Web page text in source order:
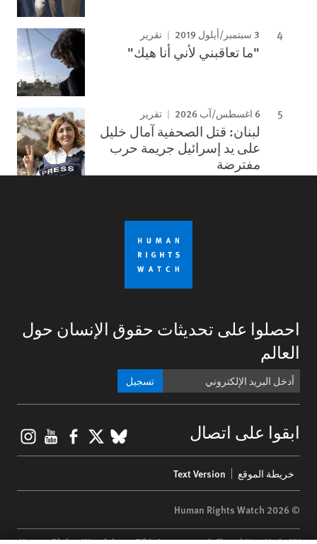
3 سبتمبر/أيلول 2019 تقرير
"ما تعاقبني لأني أنا هيك"
6 اغسطس/آب 2026 تقرير
لبنان: قتل الصحفية آمال خليل
على يد إسرائيل جريمة حرب
مفترضة
احصلوا على تحديثات حقوق الإنسان حول
العالم
تسجيل
ابقوا على اتصال BlueSky
X
menu
خريطة الموقع Text Version
© 2026 Human Rights Watch